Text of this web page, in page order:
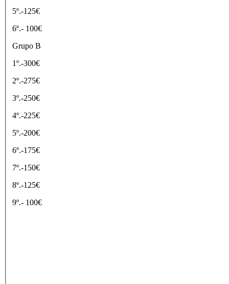
5º.-125€
6º.- 100€
Grupo B
1º.-300€
2º.-275€
3º.-250€
4º.-225€
5º.-200€
6º.-175€
7º.-150€
8º.-125€
9º.- 100€